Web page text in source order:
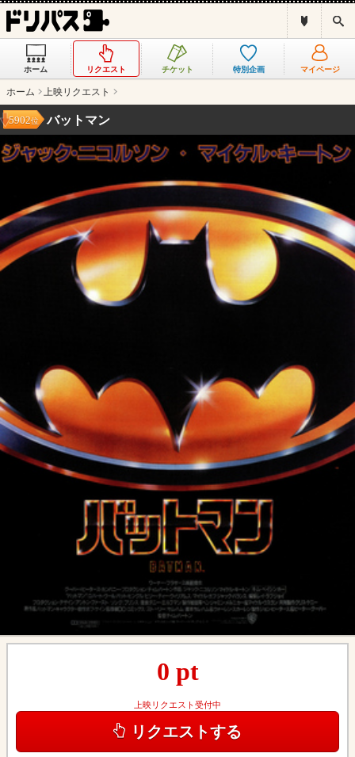
ス
ホーム リクエスト チケット 特別企画 マイページ
ホーム 上映リクエスト
バットマン
5902位
0 pt
上映リクエスト受付中
リクエストする